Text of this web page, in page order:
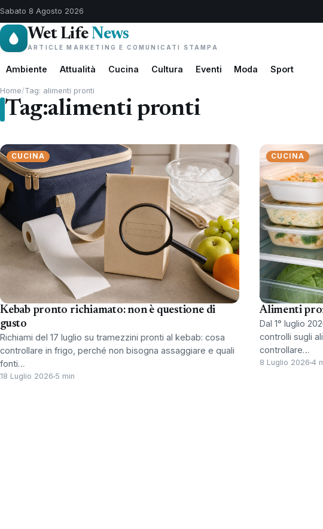
Sabato 8 Agosto 2026
Wet LifeNews
ARTICLE MARKETING E COMUNICATI STAMPA
Ambiente Attualità Cucina Cultura Eventi Moda Sport
Home/Tag: alimenti pronti
Tag:alimenti pronti
CUCINA
Kebab pronto richiamato: non è questione di
gusto
Richiami del 17 luglio su tramezzini pronti al kebab: cosa
controllare in frigo, perché non bisogna assaggiare e quali
fonti…
18 Luglio 2026 5 min
CUCINA
Alimenti
Dal 1° luglio
controlli sugli
controllare…
8 Luglio 2026 4